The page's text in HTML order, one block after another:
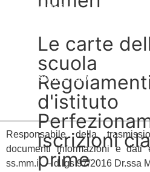
le carte della
scuola
regolamenti
d'istituto
perfezionamento
iscrizioni
prime
Privacy Policy
Note legali
Accesso riservato
Responsabile della trasmissione e pubblicazione di
documenti informazioni e
ss.mm.ii. – d.lgs 97/2016 Dr.ssa